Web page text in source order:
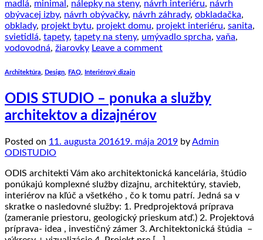
madlá, minimal , nálepky na steny, návrh interiéru, návrh
obývacej izby, návrh obývačky, návrh záhrady, obkladačka,
obklady, projekt bytu, projekt domu, projekt interiéru, sanita,
svietidlá, tapety, tapety na steny, umývadlo sprcha, vaňa,
vodovodná, žiarovky Leave a comment
Architektúra Design FAQ Interiérový dizajn
ODIS STUDIO – ponuka a služby
architektov a dizajnérov
Posted on 11. augusta 201619. mája 2019 byAdmin
ODISTUDIO
ODIS architekti Vám ako architektonická kancelária, štúdio
ponúkajú komplexné služby dizajnu, architektúry, stavieb,
interiérov na kľúč a všetkého , čo k tomu patrí. Jedná sa v
skratke o nasledovné služby: 1. Predprojektová príprava
(zameranie priestoru, geologický prieskum atď.) 2. Projektová
príprava- idea , investičný zámer 3. Architektonická štúdia –